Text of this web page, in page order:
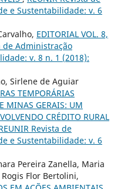
e Sustentabilidade: v. 6
EDITORIAL VOL. 8,
de Administração
v. 8 n. 1 (2018):
Sirlene de Aguiar
TEMPORÁRIAS
MINAS GERAIS: UM
CRÉDITO RURAL
Revista de
e Sustentabilidade: v. 6
Pereira Zanella, Maria
Flor Bertolini,